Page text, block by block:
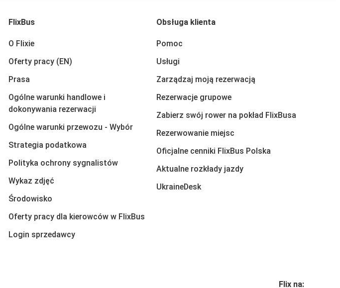
FlixBus
O Flixie
Oferty pracy (EN)
Prasa
Ogólne warunki handlowe i
dokonywania rezerwacji
Ogólne warunki przewozu - Wybór
Strategia podatkowa
Polityka ochrony sygnalistów
Wykaz zdjęć
Środowisko
Oferty pracy dla kierowców w FlixBus
Login sprzedawcy
Obsługa klienta
Pomoc
Usługi
Zarządzaj moją rezerwacją
Rezerwacje grupowe
Zabierz swój rower na pokład FlixBusa
Rezerwowanie miejsc
Oficjalne cenniki FlixBus Polska
Aktualne rozkłady jazdy
UkraineDesk
Flix na: